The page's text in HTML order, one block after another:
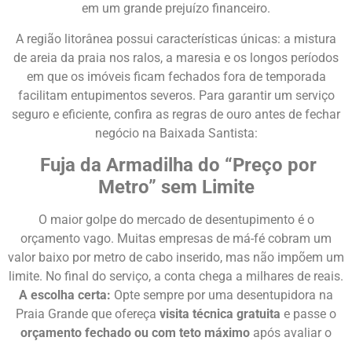
em um grande prejuízo financeiro.
A região litorânea possui características únicas: a mistura
de areia da praia nos ralos, a maresia e os longos períodos
em que os imóveis ficam fechados fora de temporada
facilitam entupimentos severos. Para garantir um serviço
seguro e eficiente, confira as regras de ouro antes de fechar
negócio na Baixada Santista:
Fuja da Armadilha do “Preço por
Metro” sem Limite
O maior golpe do mercado de desentupimento é o
orçamento vago. Muitas empresas de má-fé cobram um
valor baixo por metro de cabo inserido, mas não impõem um
limite. No final do serviço, a conta chega a milhares de reais.
A escolha certa: Opte sempre por uma desentupidora na
Praia Grande que ofereça visita técnica gratuita e passe o
orçamento fechado ou com teto máximo após avaliar o